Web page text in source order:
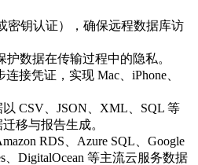
密钥认证），确保远程数据库访
数据在传输过程中的隐私。
接凭证，实现 Mac、iPhone、
‌CSV、JSON、XML、SQL‌ 等
移与报告生成。
RDS、Azure SQL、Google
、DigitalOcean 等主流云服务数据